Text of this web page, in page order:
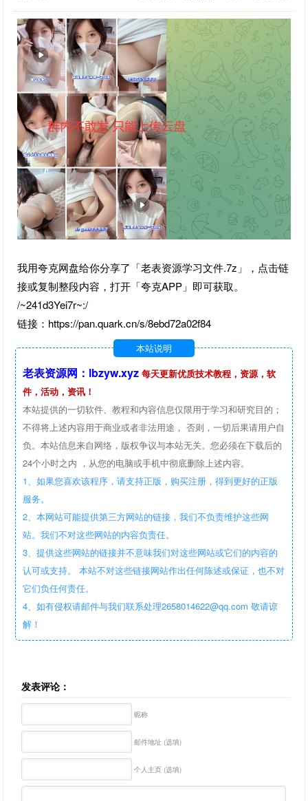
我用夸克网盘给你分享了「老表资源学习文件.7z」，点击链
接或复制整段内容，打开「夸克APP」即可获取。
/~241d3Yei7r~:/
链接：https://pan.quark.cn/s/8ebd72a02f84
本站说明
老表资源网：lbzyw.xyz 每天更新优质技术教程，资源，软
件，活动，资讯！
本站提供的一切软件、教程和内容信息仅限用于学习和研究目的；
不得将上述内容用于商业或者非法用途， 否则，一切后果请用户自
负。本站信息来自网络，版权争议与本站无关。您必须在下载后的
24个小时之内 ，从您的电脑或手机中彻底删除上述内容。
1、如果您喜欢该程序，请支持正版，购买注册，得到更好的正版
服务。
2、本网站可能提供第三方网站的链接，我们不负责维护这些网
站。我们不对这些网站的内容负责任。
3、提供这些网站的链接并不意味我们对这些网站或它们的内容的
认可或支持。 本站不对这些链接网站作出任何陈述或保证，也不对
它们负任何责任。
4、如有侵权请邮件与我们联系处理2658014622@qq.com 敬请谅
解！
发表评论：
昵称
邮件地址 (选填)
个人主页 (选填)